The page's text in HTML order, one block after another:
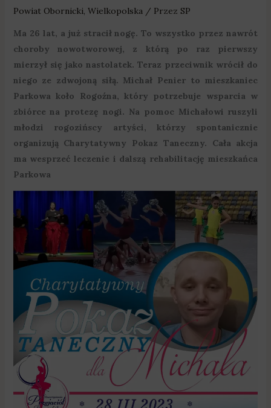
Powiat Obornicki Wielkopolska / Przez SP
Ma 26 lat, a już stracił nogę. To wszystko przez nawrót
choroby nowotworowej, z którą po raz pierwszy
mierzył się jako nastolatek. Teraz przeciwnik wrócił do
niego ze zdwojoną siłą. Michał Penier to mieszkaniec
Parkowa koło Rogoźna, który potrzebuje wsparcia w
zbiórce na protezę nogi. Na pomoc Michałowi ruszyli
młodzi rogozińscy artyści, którzy spontanicznie
organizują Charytatywny Pokaz Taneczny. Cała akcja
ma wesprzeć leczenie i dalszą rehabilitację mieszkańca
Parkowa